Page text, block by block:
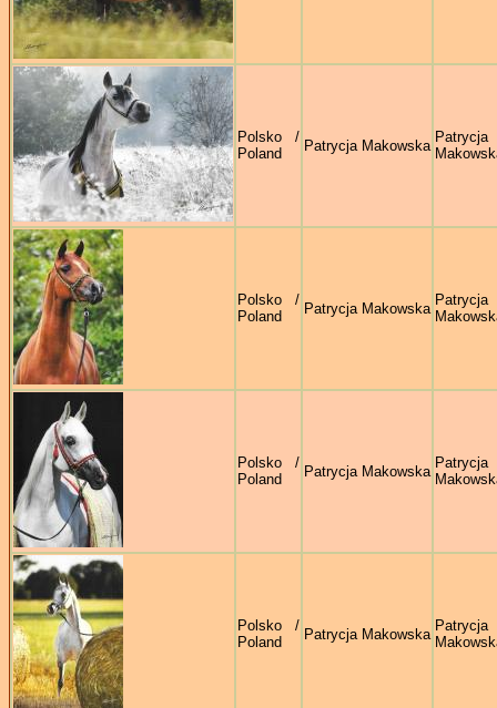
Polsko /
Poland
Patrycja Makowska
Patrycja
Polsko /
Poland
Patrycja Makowska
Patrycja
Polsko /
Poland
Patrycja Makowska
Patrycja
Polsko /
Poland
Patrycja Makowska
Patrycja